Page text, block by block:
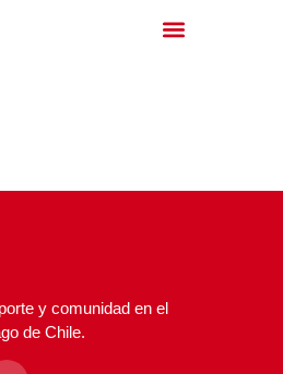
y comunidad en el
de Chile.